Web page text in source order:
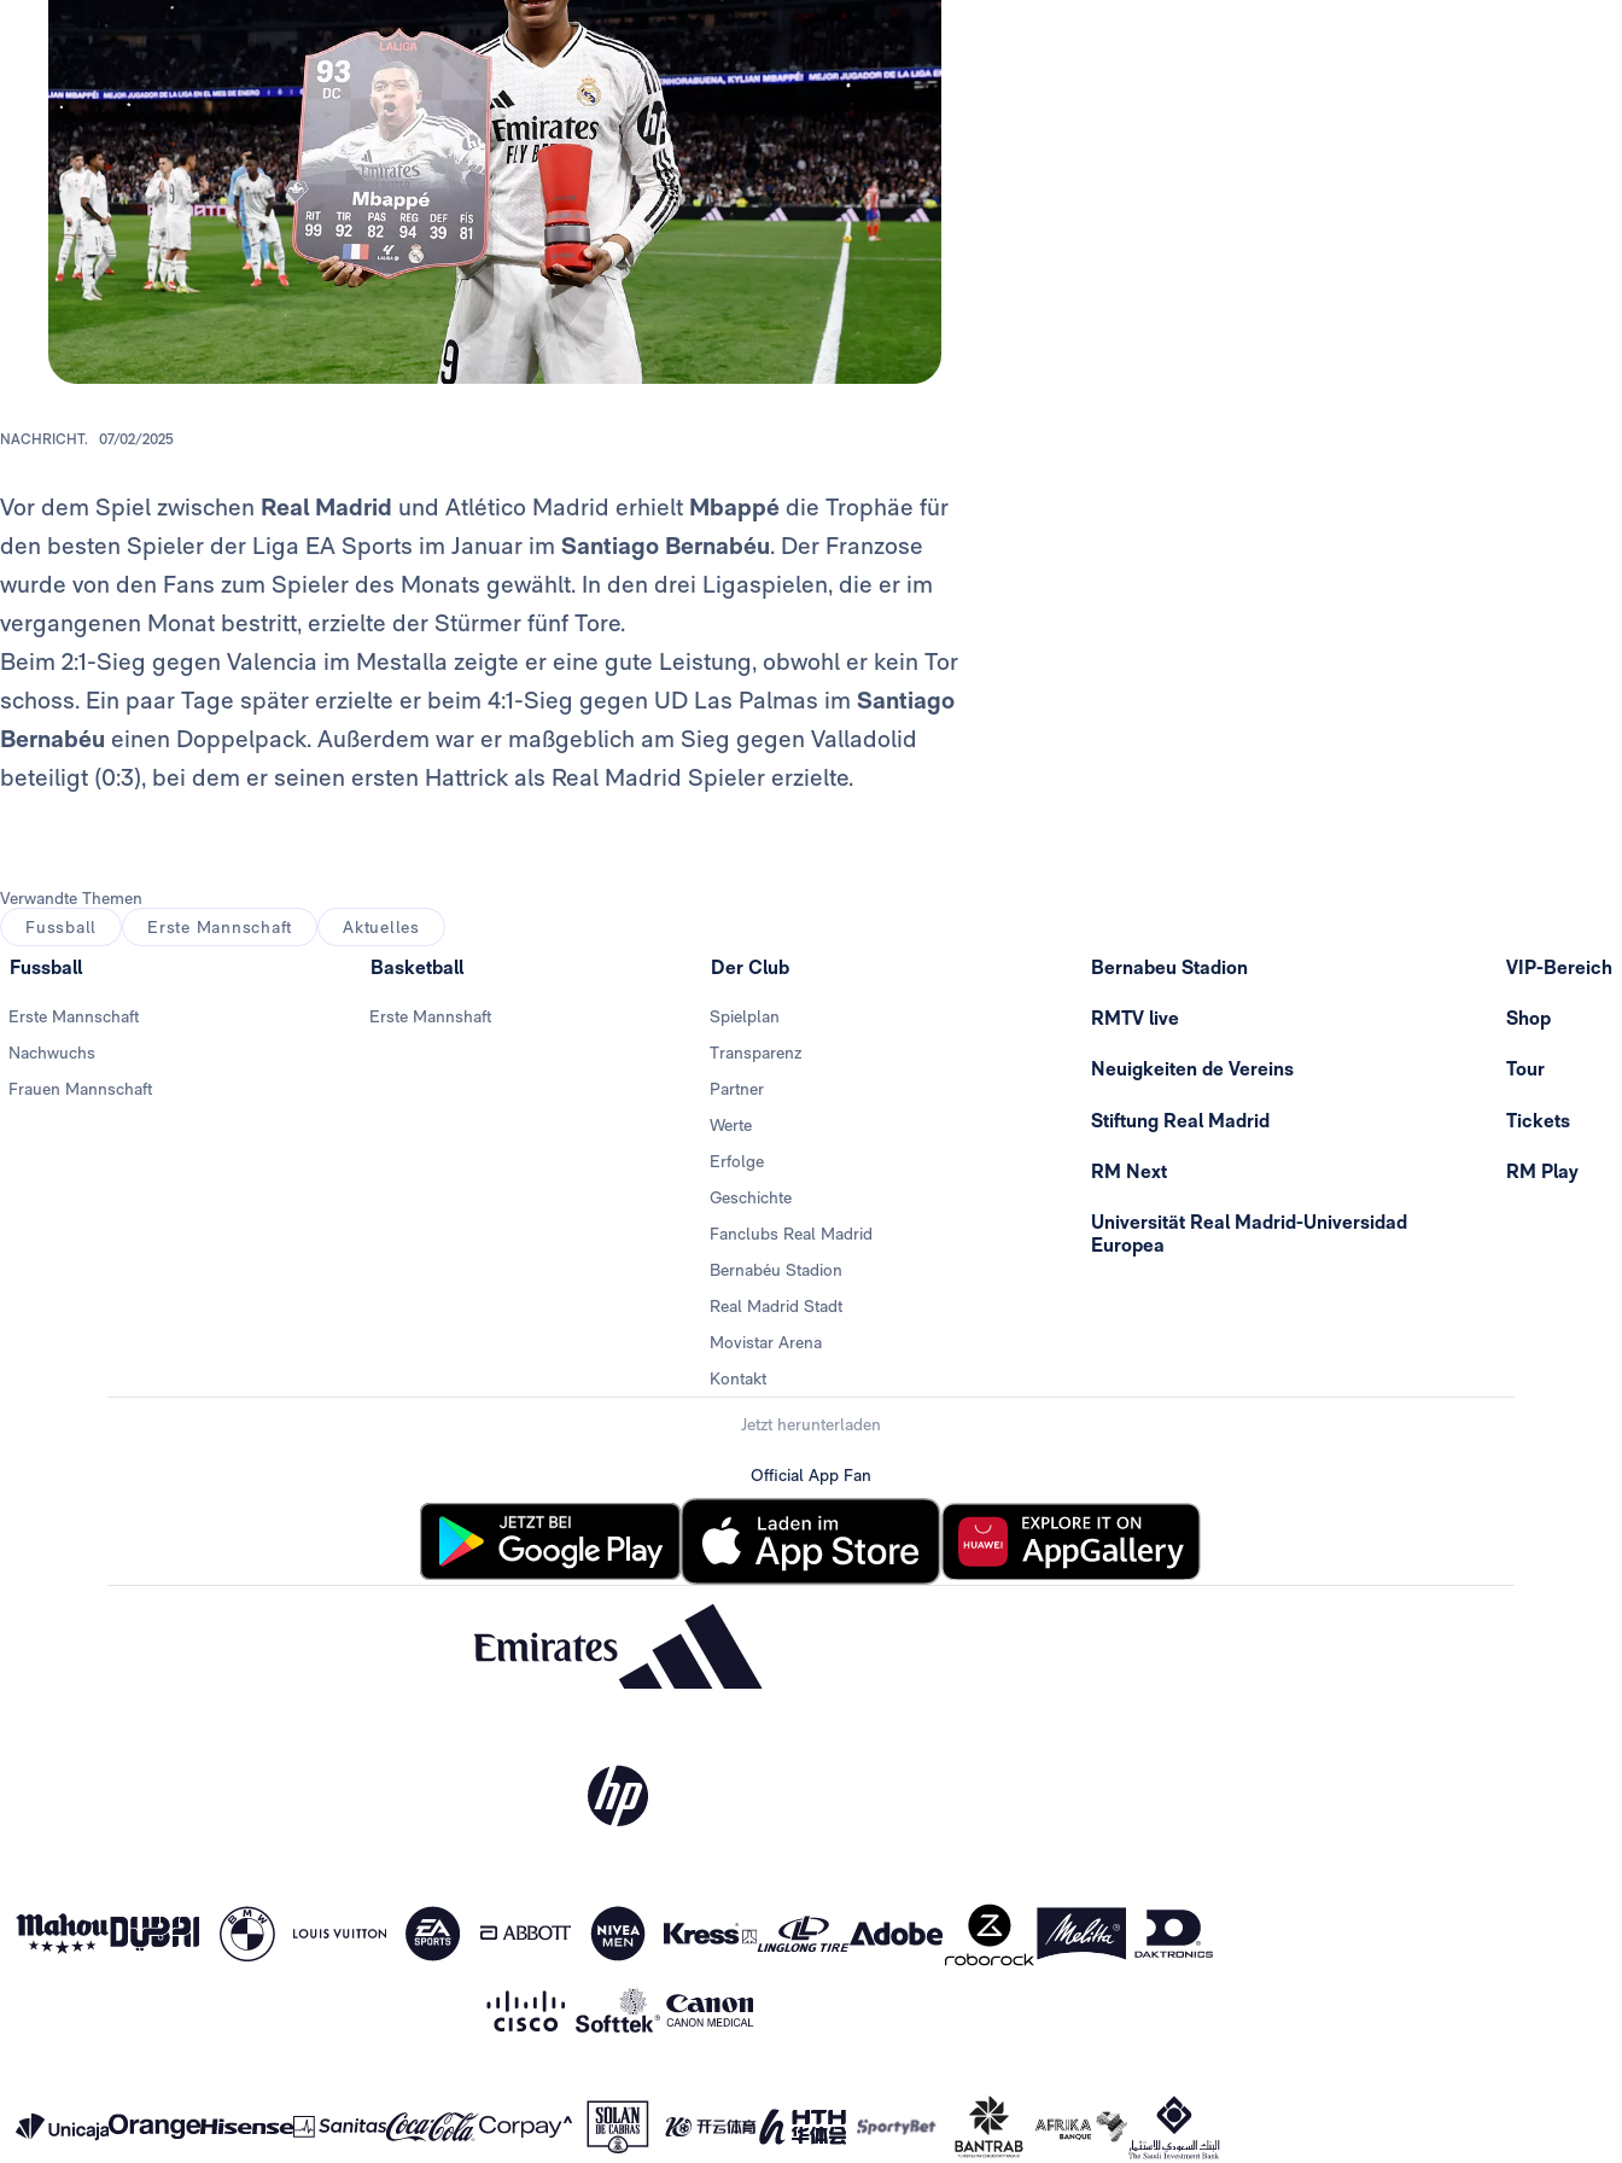
NACHRICHT. 07/02/2025
Vor dem Spiel zwischen Real Madrid und Atlético Madrid erhielt Mbappé die Trophäe für
den besten Spieler der Liga EA Sports im Januar im Santiago Bernabéu. Der Franzose
wurde von den Fans zum Spieler des Monats gewählt. In den drei Ligaspielen, die er im
vergangenen Monat bestritt, erzielte der Stürmer fünf Tore.
Beim 2:1-Sieg gegen Valencia im Mestalla zeigte er eine gute Leistung, obwohl er kein Tor
schoss. Ein paar Tage später erzielte er beim 4:1-Sieg gegen UD Las Palmas im Santiago
Bernabéu einen Doppelpack. Außerdem war er maßgeblich am Sieg gegen Valladolid
beteiligt (0:3), bei dem er seinen ersten Hattrick als Real Madrid Spieler erzielte.
Verwandte Themen
Fussball
Erste Mannschaft Aktuelles
Fussball
Erste Mannschaft
Nachwuchs
Frauen Mannschaft
Basketball
Erste Mannshaft
Der Club
Spielplan
Transparenz
Partner
Werte
Erfolge
Geschichte
Fanclubs Real Madrid
Bernabéu Stadion
Real Madrid Stadt
Movistar Arena
Kontakt
Bernabeu Stadion
RMTV live
Neuigkeiten de Vereins
Stiftung Real Madrid
RM Next
Universität Real Madrid-Universidad
Europea
VIP-Bereich
Shop
Tour
Tickets
RM Play
Jetzt herunterladen
Official App Fan